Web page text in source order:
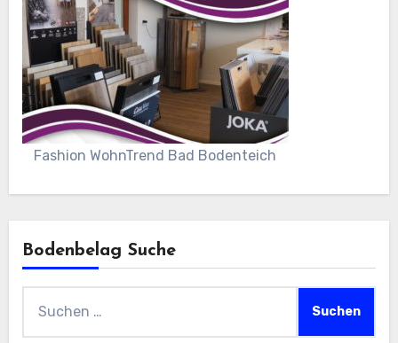
Fashion WohnTrend Bad Bodenteich
Bodenbelag Suche
nach: